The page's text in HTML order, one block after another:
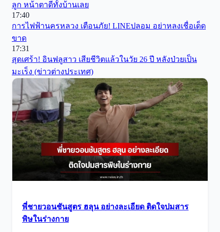
ลูก หน้าตาดีทั้งบ้านเลย
17:40
การไฟฟ้านครหลวง เตือนภัย! LINEปลอม อย่าหลงเชื่อเด็ด
ขาด
17:31
สุดเศร้า! อินฟลูสาว เสียชีวิตแล้วในวัย 26 ปี หลังป่วยเป็น
มะเร็ง (ข่าวต่างประเทศ)
พี่ชายวอนชันสูตร ฮลุน อย่างละเอียด ติดใจปมสาร
พิษในร่างกาย